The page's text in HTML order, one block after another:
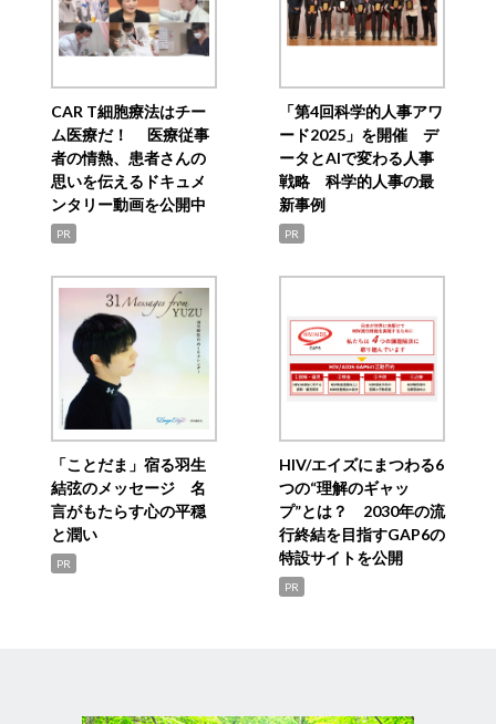
CAR T細胞療法はチー
ム医療だ！ 医療従事
者の情熱、患者さんの
思いを伝えるドキュメ
ンタリー動画を公開中
PR
「第4回科学的人事アワ
ード2025」を開催 デ
ータとAIで変わる人事
戦略 科学的人事の最
新事例
PR
「ことだま」宿る羽生
結弦のメッセージ 名
言がもたらす心の平穏
と潤い
PR
HIV/エイズにまつわる6
つの“理解のギャッ
プ”とは？ 2030年の流
行終結を目指すGAP6の
特設サイトを公開
PR